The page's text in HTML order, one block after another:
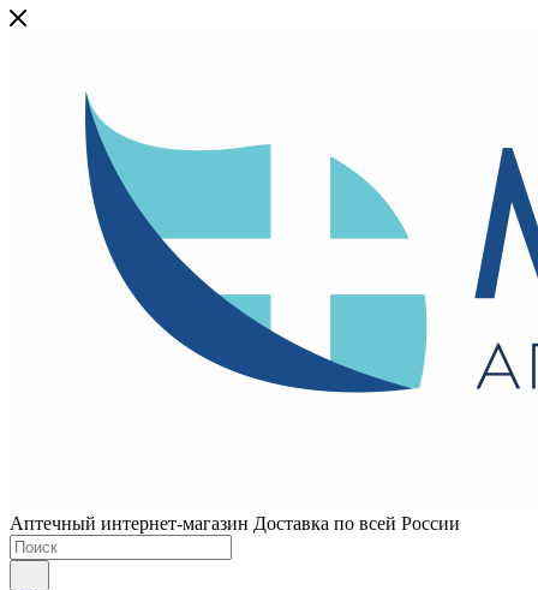
Аптечный интернет-магазин Доставка по всей России